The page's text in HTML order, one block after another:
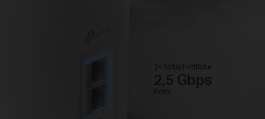
2× fortschrittliche
2,5 Gbps
Ports